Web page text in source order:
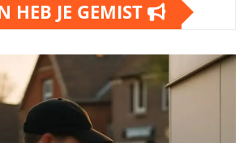
HEB JE GEMIST